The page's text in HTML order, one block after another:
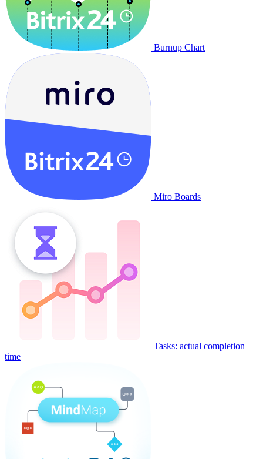
Burnup Chart
Miro Boards
Tasks: actual completion
time